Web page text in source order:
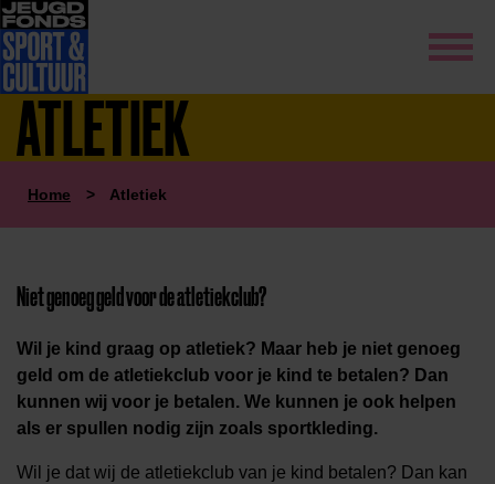
ATLETIEK
Home > Atletiek
Niet genoeg geld voorde atletiekclub?
Wil je kind graag op atletiek? Maar heb je niet genoeg
geld om de atletiekclub voor je kind te betalen? Dan
kunnen wij voor je betalen. We kunnen je ook helpen
als er spullen nodig zijn zoals sportkleding.
Wil je dat wij de atletiekclub van je kind betalen? Dan kan